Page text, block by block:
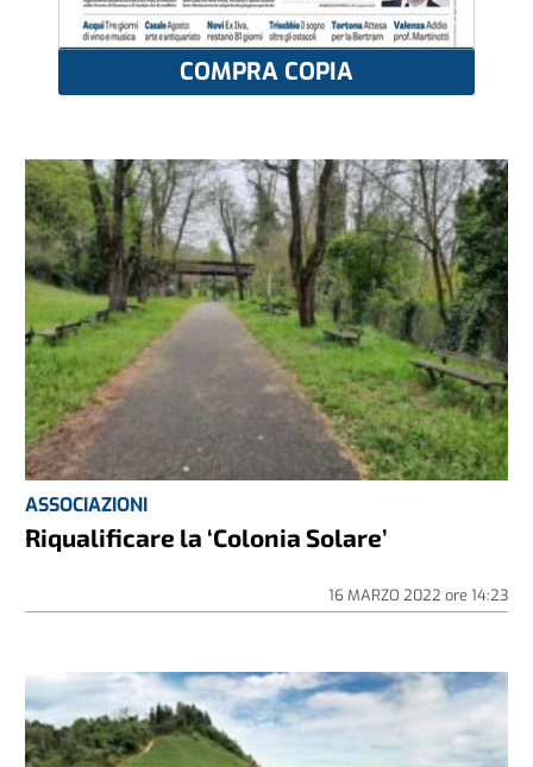
COMPRA COPIA
ASSOCIAZIONI
Riqualificare la ‘Colonia Solare’
16 MARZO 2022 ore 14:23